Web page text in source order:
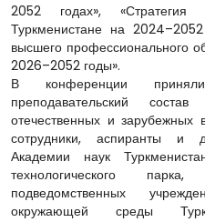
2052 годах»,
Туркменистане на
высшего профессионального
2026–2052 годы».
В конференции
преподавательский
отечественных и зарубежных
сотрудники, аспиранты и
Академии наук
технологического
подведомственных
окружающей среды